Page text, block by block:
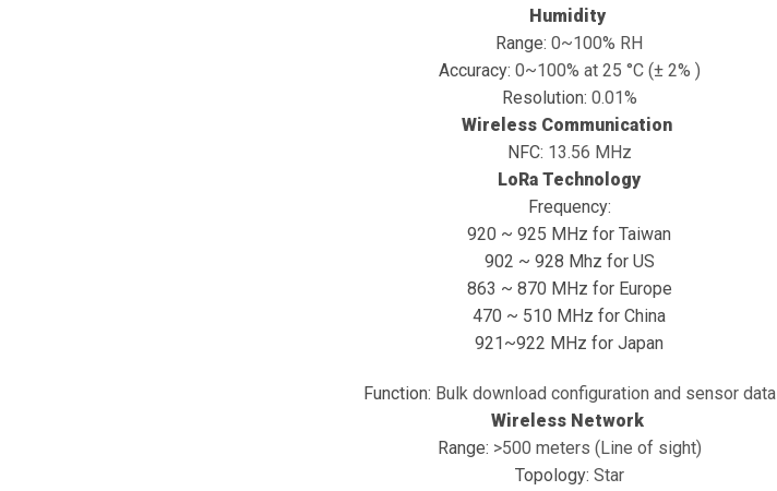
Humidity
Range: 0~100% RH
Accuracy: 0~100% at 25 °C (± 2% )
Resolution: 0.01%
Wireless Communication
NFC: 13.56 MHz
LoRa Technology
Frequency:
920 ~ 925 MHz for Taiwan
902 ~ 928 Mhz for US
863 ~ 870 MHz for Europe
470 ~ 510 MHz for China
921~922 MHz for Japan
Function: Bulk download configuration and sensor data
Wireless Network
Range: >500 meters (Line of sight)
Topology: Star